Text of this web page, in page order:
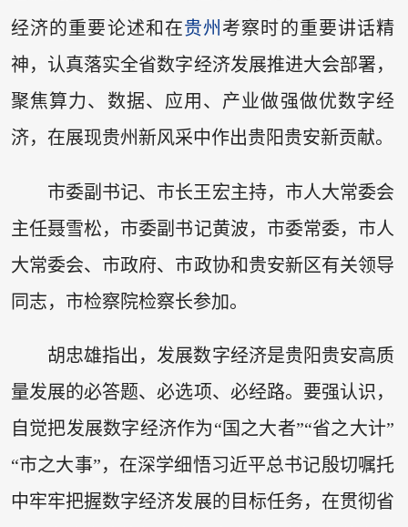
经济的重要论述和在贵州 考察时的重要讲话精
神，认真落实全省数字经济发展推进大会部署，
聚焦算力、数据、应用、产业做强做优数字经
济，在展现贵州新风采中作出贵阳贵安新贡献。
市委副书记、市长王宏主持，市人大常委会
主任聂雪松，市委副书记黄波，市委常委，市人
大常委会、市政府、市政协和贵安新区有关领导
同志，市检察院检察长参加。
胡忠雄指出，发展数字经济是贵阳贵安高质
量发展的必答题、必选项、必经路。要强认识，
自觉把发展数字经济作为“国之大者”“省之大计”
“市之大事”，在深学细悟习近平总书记殷切嘱托
中牢牢把握数字经济发展的目标任务，在贯彻省